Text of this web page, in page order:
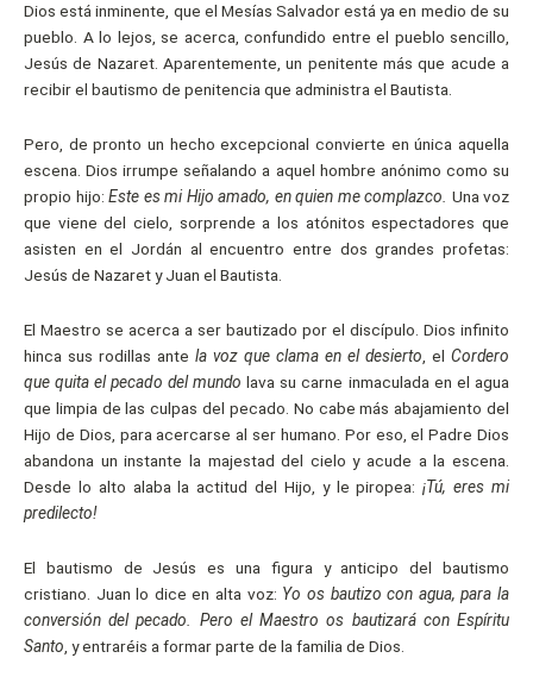
Dios está inminente, que el Mesías Salvador está ya en medio de su
pueblo. A lo lejos, se acerca, confundido entre el pueblo sencillo,
Jesús de Nazaret. Aparentemente, un penitente más que acude a
recibir el bautismo de penitencia que administra el Bautista.
Pero, de pronto un hecho excepcional convierte en única aquella
escena. Dios irrumpe señalando a aquel hombre anónimo como su
propio hijo: Este es mi Hijo amado, en quien me complazco. Una voz
que viene del cielo, sorprende a los atónitos espectadores que
asisten en el Jordán al encuentro entre dos grandes profetas:
Jesús de Nazaret y Juan el Bautista.
El Maestro se acerca a ser bautizado por el discípulo. Dios infinito
hinca sus rodillas ante la voz que clama en el desierto , el Cordero
que quita el pecado del mundo lava su carne inmaculada en el agua
que limpia de las culpas del pecado. No cabe más abajamiento del
Hijo de Dios, para acercarse al ser humano. Por eso, el Padre Dios
abandona un instante la majestad del cielo y acude a la escena.
Desde lo alto alaba la actitud del Hijo, y le piropea:¡Tú, eres mi
predilecto!
El bautismo de Jesús es una figura y anticipo del bautismo
cristiano. Juan lo dice en alta voz: Yo os bautizo con agua, para la
conversión del pecado. Pero el Maestro os bautizará con Espíritu
Santo , y entraréis a formar parte de la familia de Dios.